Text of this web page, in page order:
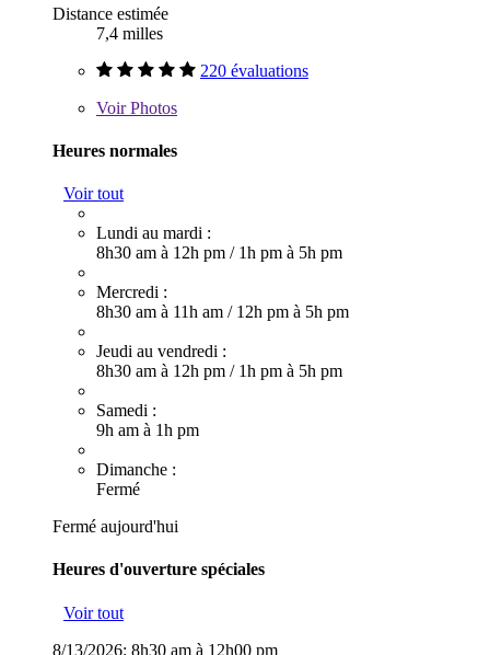
Distance estimée
7,4 milles
220 évaluations
VoirPhotos
Heures normales
Voir tout
Lundi au mardi :
8h30 am à 12h pm / 1h pm à 5h pm
Mercredi :
8h30 am à 11h am / 12h pm à 5h pm
Jeudi au vendredi :
8h30 am à 12h pm / 1h pm à 5h pm
Samedi :
9h am à 1h pm
Dimanche :
Fermé
Fermé aujourd'hui
Heures d'ouverture spéciales
Voir tout
8/13/2026: 8h30 am à 12h00 pm